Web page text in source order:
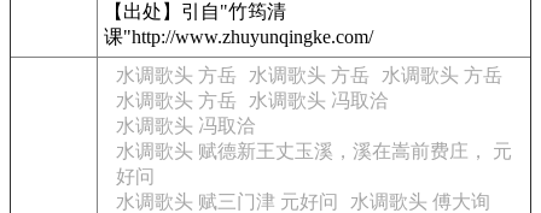
【出处】引自"竹筠清
课"http://www.zhuyunqingke.com/
水调歌头 方岳 水调歌头 方岳
水调歌头 方岳
水调歌头 方岳
水调歌头 冯取洽
水调歌头 冯取洽
水调歌头 赋德新王丈玉溪，溪在嵩前费庄， 元
好问
水调歌头 赋三门津 元好问
水调歌头 傅大询